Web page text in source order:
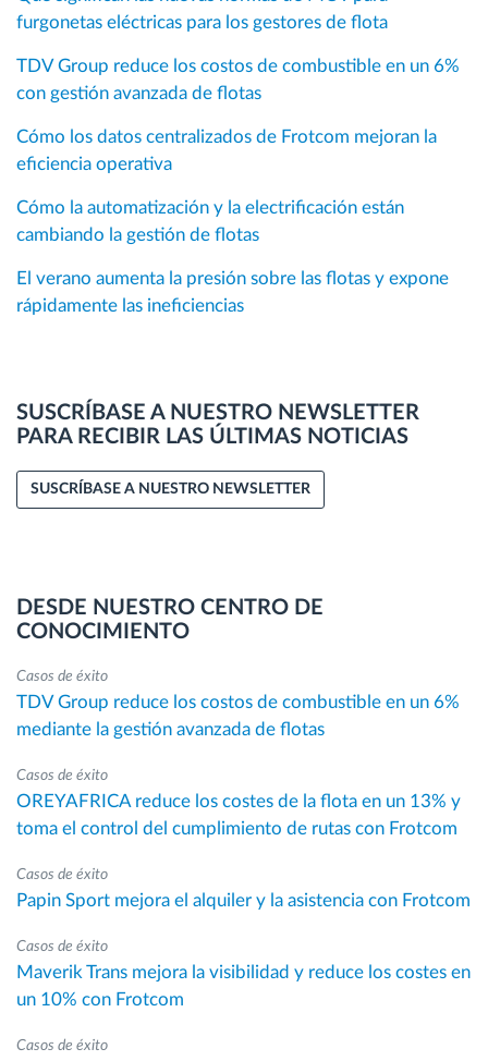
furgonetas eléctricas para los gestores de flota
TDV Group reduce los costos de combustible en un 6%
con gestión avanzada de flotas
Cómo los datos centralizados de Frotcom mejoran la
eficiencia operativa
Cómo la automatización y la electrificación están
cambiando la gestión de flotas
El verano aumenta la presión sobre las flotas y expone
rápidamente las ineficiencias
SUSCRÍBASE A NUESTRO NEWSLETTER
PARA RECIBIR LAS ÚLTIMAS NOTICIAS
SUSCRÍBASE A NUESTRO NEWSLETTER
DESDE NUESTRO CENTRO DE
CONOCIMIENTO
Casos de éxito
TDV Group reduce los costos de combustible en un 6%
mediante la gestión avanzada de flotas
Casos de éxito
OREYAFRICA reduce los costes de la flota en un 13% y
toma el control del cumplimiento de rutas con Frotcom
Casos de éxito
Papin Sport mejora el alquiler y la asistencia con Frotcom
Casos de éxito
Maverik Trans mejora la visibilidad y reduce los costes en
un 10% con Frotcom
Casos de éxito